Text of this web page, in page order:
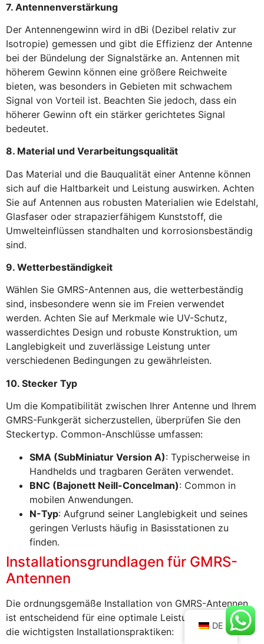
7. Antennenverstärkung
Der Antennengewinn wird in dBi (Dezibel relativ zur
Isotropie) gemessen und gibt die Effizienz der Antenne
bei der Bündelung der Signalstärke an. Antennen mit
höherem Gewinn können eine größere Reichweite
bieten, was besonders in Gebieten mit schwachem
Signal von Vorteil ist. Beachten Sie jedoch, dass ein
höherer Gewinn oft ein stärker gerichtetes Signal
bedeutet.
8. Material und Verarbeitungsqualität
Das Material und die Bauqualität einer Antenne können
sich auf die Haltbarkeit und Leistung auswirken. Achten
Sie auf Antennen aus robusten Materialien wie Edelstahl,
Glasfaser oder strapazierfähigem Kunststoff, die
Umwelteinflüssen standhalten und korrosionsbeständig
sind.
9. Wetterbeständigkeit
Wählen Sie GMRS-Antennen aus, die wetterbeständig
sind, insbesondere wenn sie im Freien verwendet
werden. Achten Sie auf Merkmale wie UV-Schutz,
wasserdichtes Design und robuste Konstruktion, um
Langlebigkeit und zuverlässige Leistung unter
verschiedenen Bedingungen zu gewährleisten.
10. Stecker Typ
Um die Kompatibilität zwischen Ihrer Antenne und Ihrem
GMRS-Funkgerät sicherzustellen, überprüfen Sie den
Steckertyp. Common-Anschlüsse umfassen:
SMA (SubMiniatur Version A): Typischerweise in
Handhelds und tragbaren Geräten verwendet.
BNC (Bajonett Neill-Concelman): Common in
mobilen Anwendungen.
N-Typ: Aufgrund seiner Langlebigkeit und seines
geringen Verlusts häufig in Basisstationen zu
finden.
Installationsgrundlagen für GMRS-
Antennen
Die ordnungsgemäße Installation von GMRS-Antennen
ist entscheidend für eine optimale Leistung. Hier sind
die wichtigsten Installationspraktiken:
DE